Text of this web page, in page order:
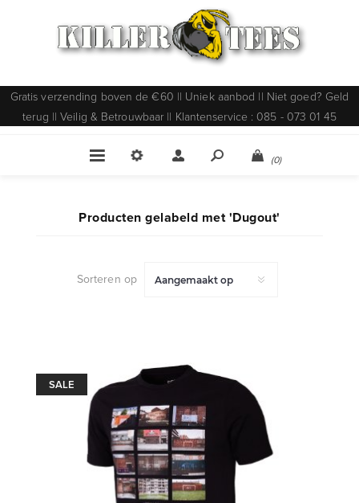
Gratis verzending boven de €60 || Uniek aanbod || Niet goed? Geld
terug || Veilig & Betrouwbaar || Klantenservice : 085 - 073 01 45
(0)
Producten gelabeld met 'Dugout'
Sorteren op
SALE